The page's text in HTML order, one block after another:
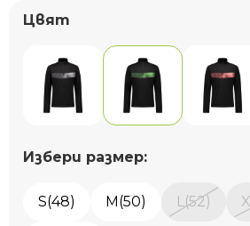
Цвят
Избери размер:
S(48) M(50) L(52)